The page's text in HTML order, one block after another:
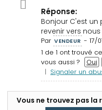
Réponse:
Bonjour C'est un
revenir vers
Par VENDEUR - 17/
1 de 1 ont trouvé
vous aussi ?
Oui
| Signaler un
Vous ne trouvez pas la